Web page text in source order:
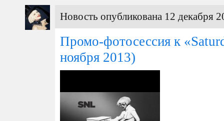
Новость опубликована 12 декабря
Промо-фотосессия к
ноября 2013)